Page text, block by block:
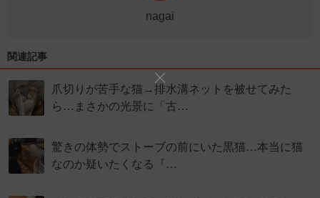
nagai
関連記事
爪切りが苦手な猫→排水溝ネットを被せてみた
ら…まさかの光景に「古…
驚きの体勢でストーブの前にいた黒猫…本当に猫
なのか疑いたくなる『…